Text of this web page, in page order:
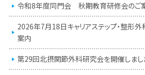
令和8年度同門会 秋期教育研修会のご
2026年7月18日キャリアステップ・整形外
案内
第29回北摂関節外科研究会を開催しまし